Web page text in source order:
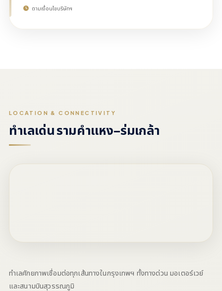
ตามเงื่อนไขบริษัทฯ
LOCATION & CONNECTIVITY
ทำเลเด่น รามคำแหง–ร่มเกล้า
ทำเลศักยภาพเชื่อมต่อทุกเส้นทางในกรุงเทพฯ ทั้งทางด่วน มอเตอร์เวย์
และสนามบินสุวรรณภูมิ